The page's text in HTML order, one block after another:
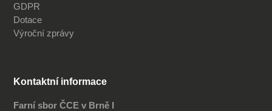
GDPR
Dotace
Výroční zprávy
Kontaktní informace
Farní sbor ČCE v Brně I